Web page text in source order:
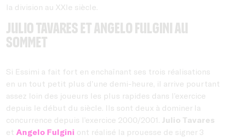
la division au XXIe siècle.
Julio Tavares et Angelo Fulgini au
sommet
Si Essimi a fait fort en enchaînant ses trois réalisations
en un tout petit plus d’une demi-heure, il arrive pourtant
assez loin des joueurs les plus rapides dans l’exercice
depuis le début du siècle. Ils sont deux à dominer la
concurrence depuis l’exercice 2000/2001. Julio Tavares
et Angelo Fulgini ont réalisé la prouesse de signer 3